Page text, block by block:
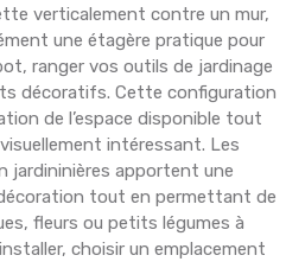
verticalement contre un mur,
une étagère pratique pour
ranger vos outils de jardinage
décoratifs. Cette configuration
de l’espace disponible tout
intéressant. Les
jardininières apportent une
tout en permettant de
fleurs ou petits légumes à
choisir un emplacement